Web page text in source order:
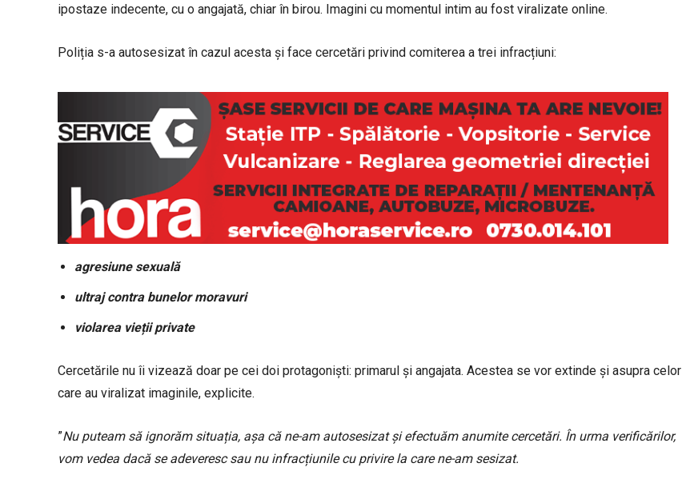
ipostaze indecente, cu o angajată, chiar în birou. Imagini cu momentul intim au fost viralizate online.
Poliția s-a autosesizat în cazul acesta și face cercetări privind comiterea a trei infracțiuni:
agresiune sexuală
ultraj contra bunelor moravuri
violarea vieții private
Cercetările nu îi vizează doar pe cei doi protagoniști: primarul și angajata. Acestea se vor extinde și asupra celor
care au viralizat imaginile, explicite.
”Nu puteam să ignorăm situația, așa că ne-am autosesizat și efectuăm anumite cercetări. În urma verificărilor,
vom vedea dacă se adeveresc sau nu infracțiunile cu privire la care ne-am sesizat.